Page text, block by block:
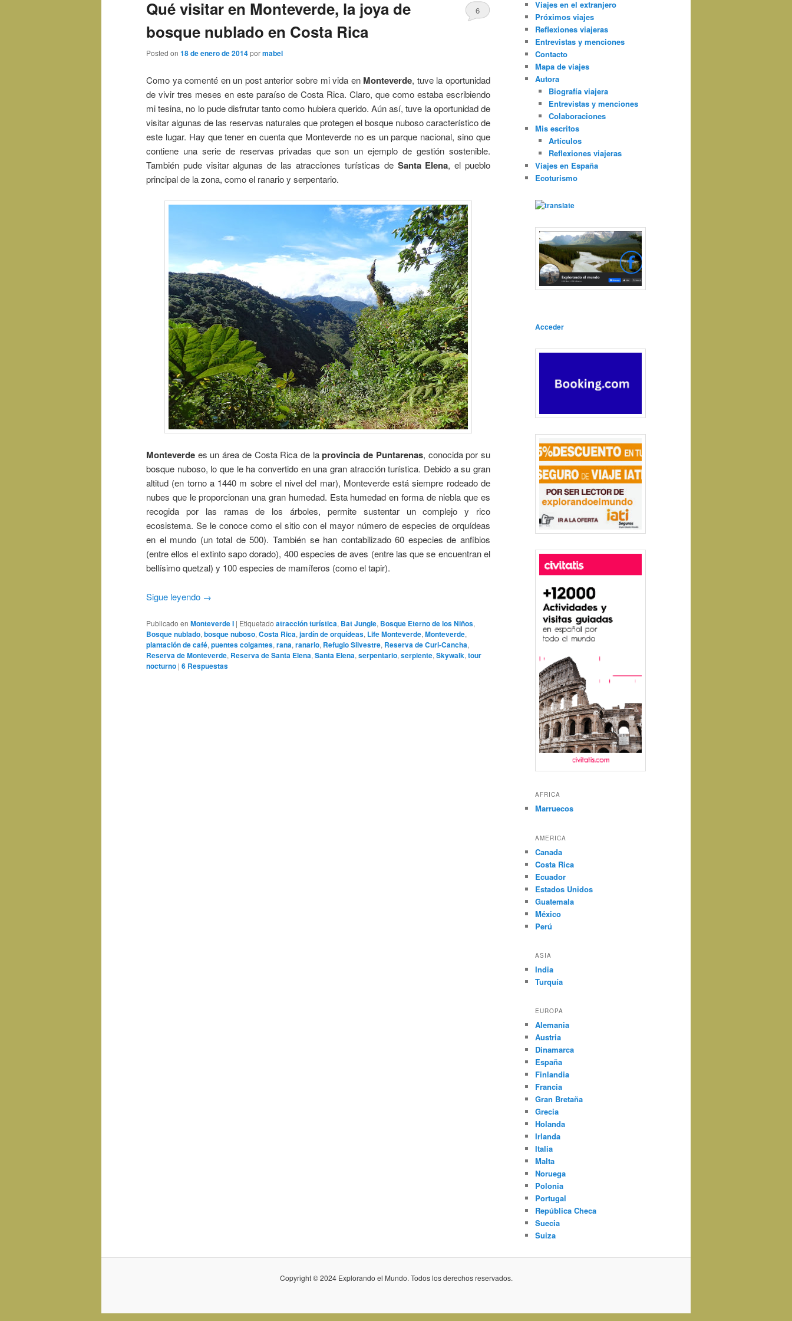
Qué visitar en Monteverde, la joya de
bosque nublado en Costa Rica
Posted on 18 de enero de 2014pormabel
6
Como ya comenté en un post anterior sobre mi vida en Monteverde, tuve la oportunidad
de vivir tres meses en este paraíso de Costa Rica. Claro, que como estaba escribiendo
mi tesina, no lo pude disfrutar tanto como hubiera querido. Aún así, tuve la oportunidad de
visitar algunas de las reservas naturales que protegen el bosque nuboso característico de
este lugar. Hay que tener en cuenta que Monteverde no es un parque nacional, sino que
contiene una serie de reservas privadas que son un ejemplo de gestión sostenible.
También pude visitar algunas de las atracciones turísticas de Santa Elena, el pueblo
principal de la zona, como el ranario y serpentario.
Monteverde es un área de Costa Rica de laprovincia de Puntarenas, conocida por su
bosque nuboso, lo que le ha convertido en una gran atracción turística. Debido a su gran
altitud (en torno a 1440 m sobre el nivel del mar), Monteverde está siempre rodeado de
nubes que le proporcionan una gran humedad. Esta humedad en forma de niebla que es
recogida por las ramas de los árboles, permite sustentar un complejo y rico
ecosistema. Se le conoce como el sitio con el mayor número de especies de orquídeas
en el mundo (un total de 500). También se han contabilizado 60 especies de anfibios
(entre ellos el extinto sapo dorado), 400 especies de aves (entre las que se encuentran el
bellísimo quetzal) y 100 especies de mamíferos (como el tapir).
Sigue leyendo →
Publicado en Monteverde I | Etiquetado atracción turística, Bat Jungle, Bosque Eterno de los Niños,
Bosque nublado, bosque nuboso, Costa Rica, jardín de orquídeas, Life Monteverde, Monteverde,
plantación de café, puentes colgantes, rana, ranario, Refugio Silvestre, Reserva de Curi-Cancha,
Reserva de Monteverde, Reserva de Santa Elena, Santa Elena, serpentario, serpiente, Skywalk, tour
nocturno | 6 Respuestas
Viajes en el extranjero
Próximos viajes
Reflexiones viajeras
Entrevistas y menciones
Contacto
Mapa de viajes
Autora
Biografía viajera
Entrevistas y menciones
Colaboraciones
Mis escritos
Artículos
Reflexiones viajeras
Viajes en España
Ecoturismo
Acceder
AFRICA
Marruecos
AMERICA
Canada
Costa Rica
Ecuador
Estados Unidos
Guatemala
México
Perú
ASIA
India
Turquía
EUROPA
Alemania
Austria
Dinamarca
España
Finlandia
Francia
Gran Bretaña
Grecia
Holanda
Irlanda
Italia
Malta
Noruega
Polonia
Portugal
República Checa
Suecia
Suiza
Copyright © 2024 Explorando el Mundo. Todos los derechos reservados.